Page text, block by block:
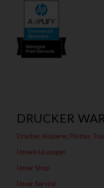
DRUCKER
Drucker, Kopierer, Plotter,
Unsere Lösungen
Unser Shop
Unser Service